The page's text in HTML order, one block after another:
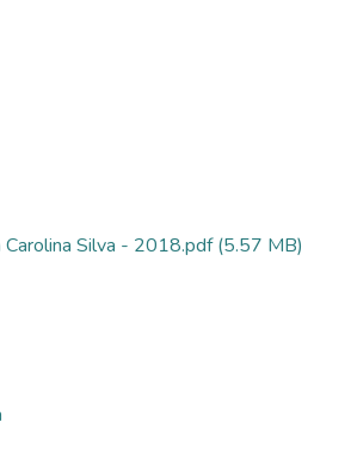
Carolina Silva - 2018.pdf(5.57 MB)